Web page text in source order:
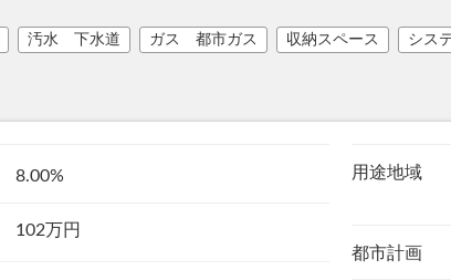
汚水 下水道 ガス 都市ガス 収納スペース シス
8.00%
102万円
用途地域
都市計画